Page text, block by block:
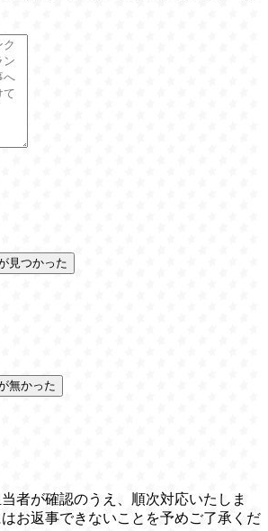
見つかった
無かった
者が確認のうえ、順次対応いたしま
お返事できないことを予めご了承くだ